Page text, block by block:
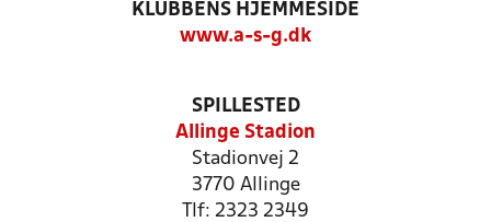
KLUBBENS HJEMMESIDE
www.a-s-g.dk
SPILLESTED
Allinge Stadion
Stadionvej 2
3770 Allinge
Tlf: 2323 2349